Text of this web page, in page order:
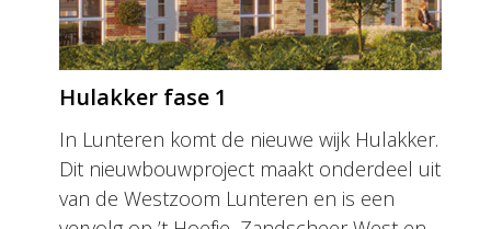
Hulakker fase 1
In Lunteren komt de nieuwe wijk Hulakker.
Dit nieuwbouwproject maakt onderdeel uit
van de Westzoom Lunteren en is een